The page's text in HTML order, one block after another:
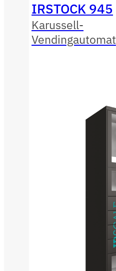
IRSTOCK 945
Karussell-
Vendingautomat